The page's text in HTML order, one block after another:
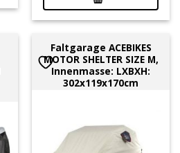
Faltgarage ACEBIKES
MOTOR SHELTER SIZE M,
Innenmasse: LXBXH:
302x119x170cm